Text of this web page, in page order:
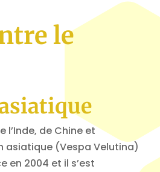
le
l’Inde, de Chine et
asiatique (Vespa Velutina)
en 2004 et il s’est